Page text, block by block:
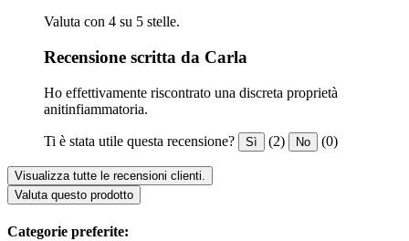
Valuta con 4 su 5 stelle.
Recensione scritta da Carla
Ho effettivamente riscontrato una discreta proprietà
anitinfiammatoria.
Ti è stata utile questa recensione? Sì (2) No (0)
Visualizza tutte le recensioni clienti.
Valuta questo prodotto
Categorie preferite: